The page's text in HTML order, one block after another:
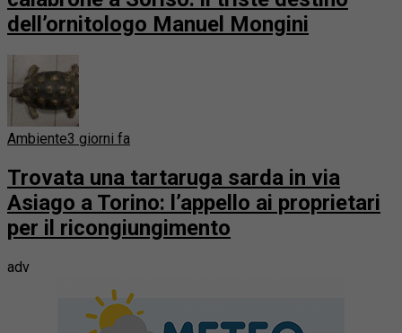
dell’ornitologo Manuel Mongini
Ambiente3 giorni fa
Trovata una tartaruga sarda in via
Asiago a Torino: l’appello ai proprietari
per il ricongiungimento
adv